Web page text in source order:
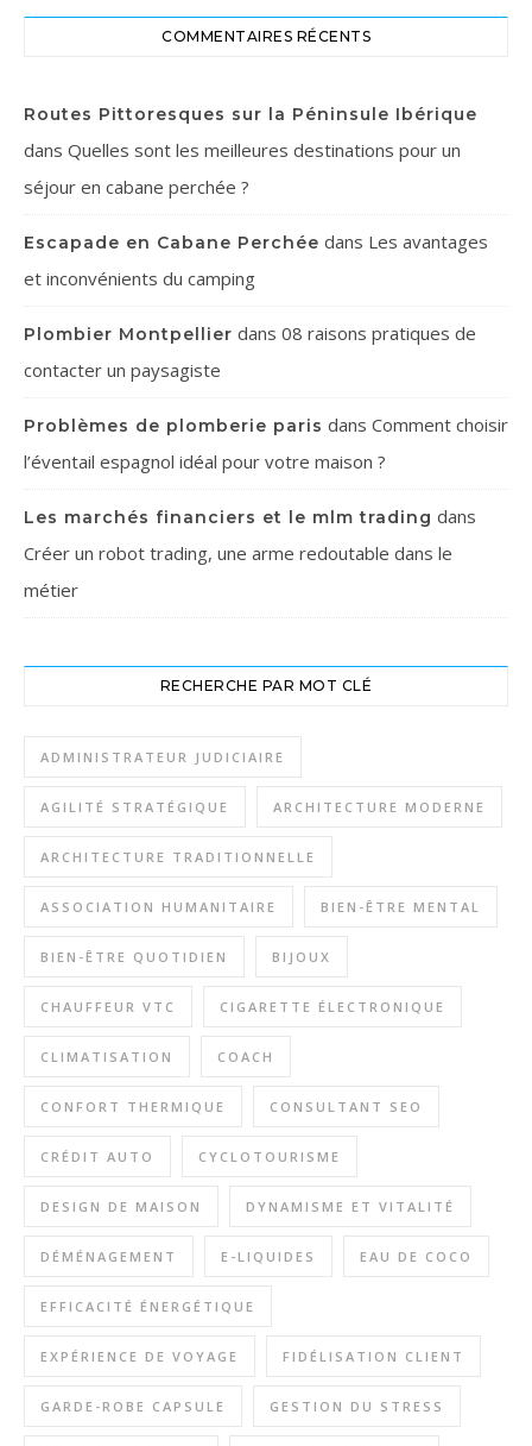
COMMENTAIRES RÉCENTS
Routes Pittoresques sur la Péninsule Ibérique
dans Quelles sont les meilleures destinations pour un
séjour en cabane perchée ?
Escapade en Cabane Perchée dans Les avantages
et inconvénients du camping
Plombier Montpellier dans 08 raisons pratiques de
contacter un paysagiste
Problèmes de plomberie paris dans Comment choisir
l’éventail espagnol idéal pour votre maison ?
Les marchés financiers et le mlm trading dans
Créer un robot trading, une arme redoutable dans le
métier
RECHERCHE PAR MOT CLÉ
ADMINISTRATEUR JUDICIAIRE
AGILITÉ STRATÉGIQUE ARCHITECTURE MODERNE
ARCHITECTURE TRADITIONNELLE
ASSOCIATION HUMANITAIRE BIEN-ÊTRE MENTAL
BIEN-ÊTRE QUOTIDIEN BIJOUX
CHAUFFEUR VTC CIGARETTE ÉLECTRONIQUE
CLIMATISATION COACH
CONFORT THERMIQUE CONSULTANT SEO
CRÉDIT AUTO CYCLOTOURISME
DESIGN DE MAISON DYNAMISME ET VITALITÉ
DÉMÉNAGEMENT E-LIQUIDES EAU DE COCO
EFFICACITÉ ÉNERGÉTIQUE
EXPÉRIENCE DE VOYAGE FIDÉLISATION CLIENT
GARDE-ROBE CAPSULE GESTION DU STRESS